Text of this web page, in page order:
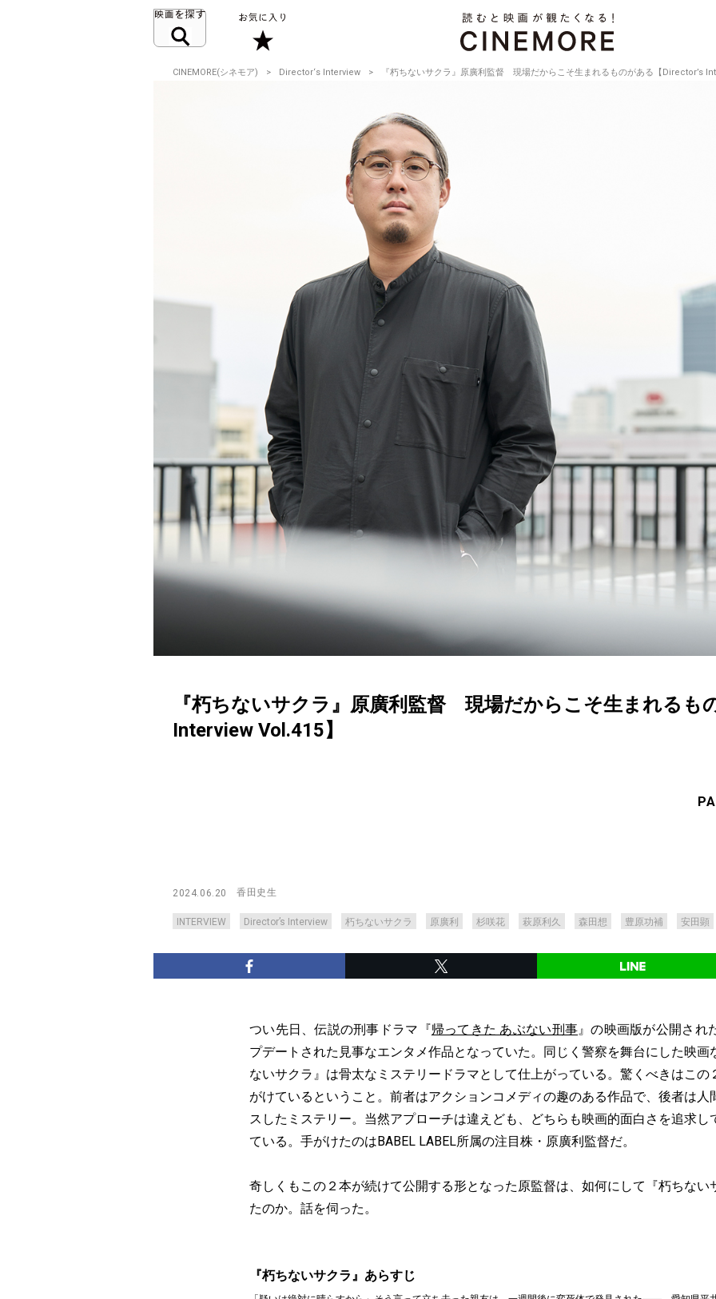
CINEMORE(シネモア) Director‘s Interview 『朽ちないサクラ』原廣利監督 現場だからこそ生まれるものがある【Director’s
『朽ちないサクラ』原廣利監督 現場だからこそ生まれるも
Interview Vol.415】
2024.06.20 香田史生
INTERVIEW Director’s Interview 朽ちないサクラ 原廣利 杉咲花 萩原利久 森田想 豊原功補 安田顕
つい先日、伝説の刑事ドラマ『帰ってきた あぶない刑事』の映画版が公開され
プデートされた見事なエンタメ作品となっていた。同じく警察を舞台にした映画
ないサクラ』は骨太なミステリードラマとして仕上がっている。驚くべきはこの
がけているということ。前者はアクションコメディの趣のある作品で、後者は人
スしたミステリー。当然アプローチは違えども、どちらも映画的面白さを追求し
ている。手がけたのはBABEL LABEL所属の注目株・原廣利監督だ。
奇しくもこの２本が続けて公開する形となった原監督は、如何にして『朽ちない
たのか。話を伺った。
『朽ちないサクラ』あらすじ